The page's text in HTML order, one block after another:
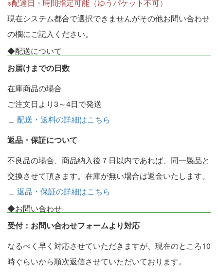
※配達日・時間指定可能（ゆうパケット不可）
現在システム都合で選択できませんがその他お問い合わせ
の欄にご記入ください。
◆配送について
お届けまでの日数
在庫商品の場合
ご注文日より3～4日で発送
∟ 配送・送料の詳細はこちら
返品・保証について
不良品の場合、商品納入後７日以内であれば、同一製品と
交換させて頂きます。在庫が無い場合は返金いたします。
∟ 返品・保証の詳細はこちら
◆お問い合わせ
受付：お問い合わせフォームより対応
なるべく早く対応させていただきますが、現在のところ10
時ぐらいから順次返信させていただいております。